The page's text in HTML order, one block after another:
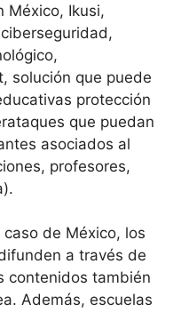
México, Ikusi,
solución que puede
protección
que puedan
asociados al
profesores,
de México, los
a través de
contenidos también
Además, escuelas